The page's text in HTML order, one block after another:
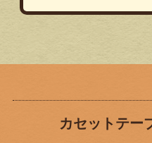
カセットテー